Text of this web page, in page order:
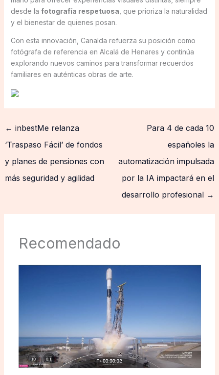
desde la fotografía respetuosa , que prioriza la naturalidad
y el bienestar de quienes posan.
Con esta innovación, Canalda refuerza su posición como
fotógrafa de referencia en Alcalá de Henares y continúa
explorando nuevos caminos para transformar recuerdos
familiares en auténticas obras de arte.
← inbestMe relanza
‘Traspaso Fácil’ de fondos
y planes de pensiones con
más seguridad y agilidad
Para 4 de cada 10
españoles la
automatización impulsada
por la IA impactará en el
desarrollo profesional →
Recomendado